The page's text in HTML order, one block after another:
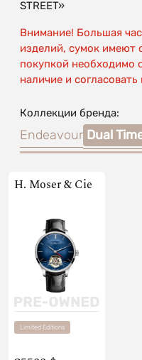
STREET»
Внимание! Большая
изделий, сумок имеют
покупкой необходимо
наличие и согласовать
Коллекции бренда:
Endeavour Dual
H. Moser & Cie
Limited Editions